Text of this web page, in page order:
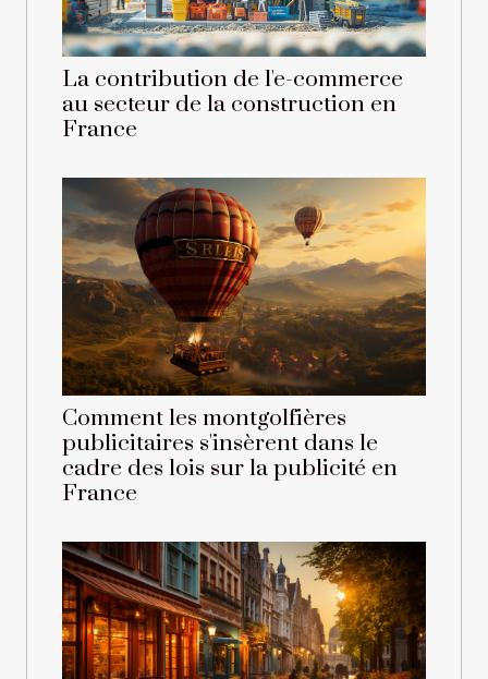
La contribution de l'e-commerce
au secteur de la construction en
France
Comment les montgolfières
publicitaires s'insèrent dans le
cadre des lois sur la publicité en
France